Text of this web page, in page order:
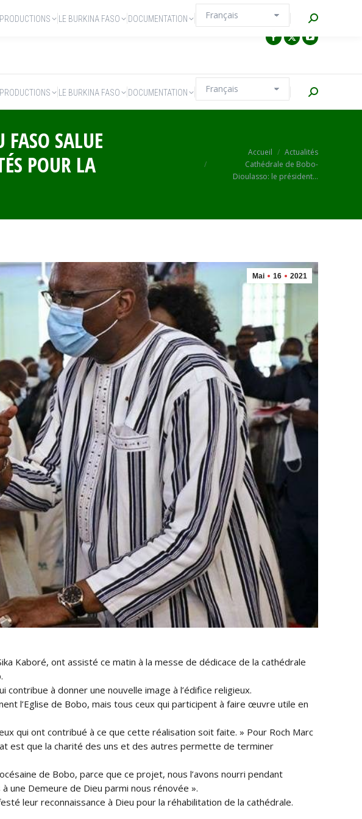
LE BURKINA FASO DOCUMENTATION Recherche
SALUE
POUR LA
Vous êtes ici :Accueil
Actualités
Cathédrale de Bobo-
Dioulasso: le président…
Mai 16 2021
Kaboré, ont assisté ce matin à la messe de dédicace de la cathédrale
à donner une nouvelle image à l’édifice religieux.
l’Eglise de Bobo, mais tous ceux qui participent à faire œuvre utile en
qui ont contribué à ce que cette réalisation soit faite. » Pour Roch Marc
est que la charité des uns et des autres permette de terminer
de Bobo, parce que ce projet, nous l’avons nourri pendant
une Demeure de Dieu parmi nous rénovée ».
leur reconnaissance à Dieu pour la réhabilitation de la cathédrale.
LE BURKINA FASO DOCUMENTATION Recherche